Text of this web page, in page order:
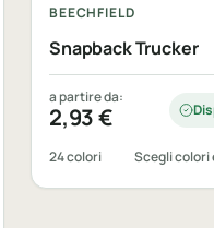
BEECHFIELD
Snapback Trucker
a partire da:
2,93€
24 colori Scegli colori